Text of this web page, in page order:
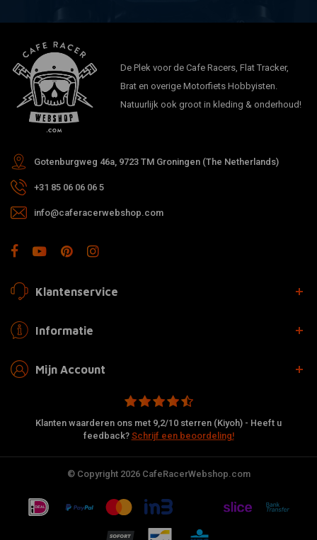
De Plek voor de Cafe Racers, Flat Tracker,
Brat en overige Motorfiets Hobbyisten.
Natuurlijk ook groot in kleding & onderhoud!
Gotenburgweg 46a, 9723 TM Groningen (The Netherlands)
+31 85 06 06 06 5
info@caferacerwebshop.com
Klantenservice
Informatie
Mijn Account
Klanten waarderen ons met 9,2/10 sterren (Kiyoh) - Heeft u
feedback? Schrijf een beoordeling!
© Copyright 2026 CafeRacerWebshop.com